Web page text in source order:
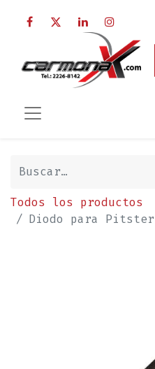
Todos los productos
Diodo para